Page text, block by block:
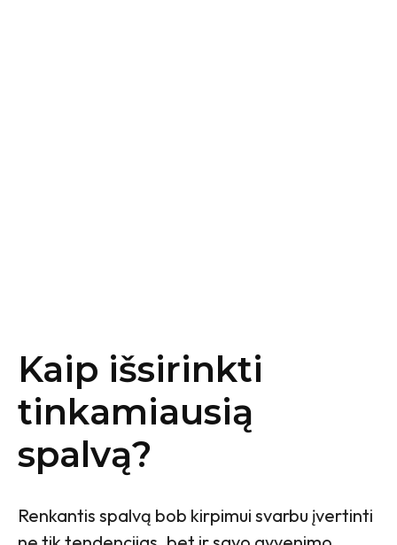
Kaip išsirinkti
tinkamiausią
spalvą?
Renkantis spalvą bob kirpimui svarbu įvertinti